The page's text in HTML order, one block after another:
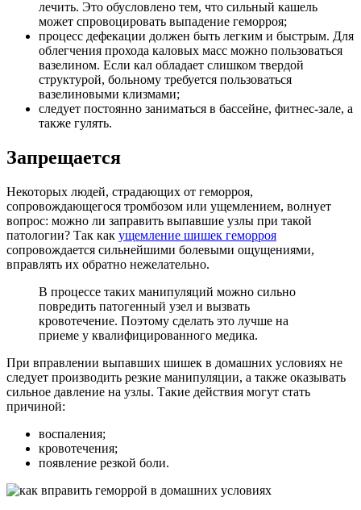
лечить. Это обусловлено тем, что сильный кашель
может спровоцировать выпадение геморроя;
процесс дефекации должен быть легким и быстрым. Для
облегчения прохода каловых масс можно пользоваться
вазелином. Если кал обладает слишком твердой
структурой, больному требуется пользоваться
вазелиновыми клизмами;
следует постоянно заниматься в бассейне, фитнес-зале, а
также гулять.
Запрещается
Некоторых людей, страдающих от геморроя,
сопровождающегося тромбозом или ущемлением, волнует
вопрос: можно ли заправить выпавшие узлы при такой
патологии? Так как ущемление шишек геморроя
сопровождается сильнейшими болевыми ощущениями,
вправлять их обратно нежелательно.
В процессе таких манипуляций можно сильно
повредить патогенный узел и вызвать
кровотечение. Поэтому сделать это лучше на
приеме у квалифицированного медика.
При вправлении выпавших шишек в домашних условиях не
следует производить резкие манипуляции, а также оказывать
сильное давление на узлы. Такие действия могут стать
причиной:
воспаления;
кровотечения;
появление резкой боли.